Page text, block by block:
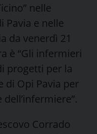
nelle
Pavia e nelle
da venerdì 21
è “Gli infermieri
progetti per la
di Opi Pavia per
Corrado